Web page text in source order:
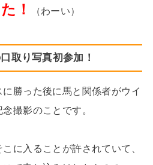
！
（わーい）
取り写真初参加！
に勝った後に馬と関係者がウイ
撮影のことです。
に入ることが許されていて、